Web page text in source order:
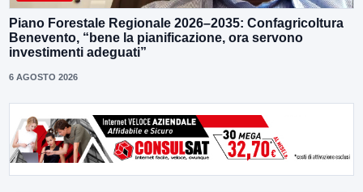
Piano Forestale Regionale 2026–2035: Confagricoltura
Benevento, “bene la pianificazione, ora servono
investimenti adeguati”
6 AGOSTO 2026